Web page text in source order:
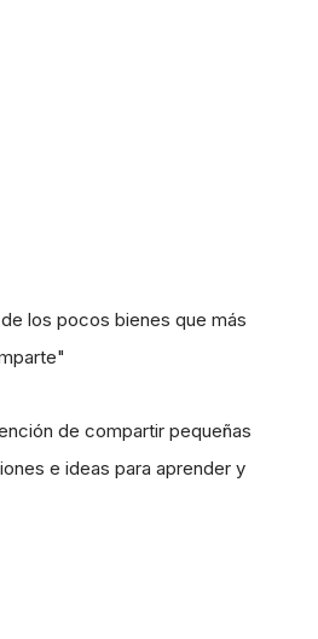
los pocos bienes que más
de compartir pequeñas
e ideas para aprender y